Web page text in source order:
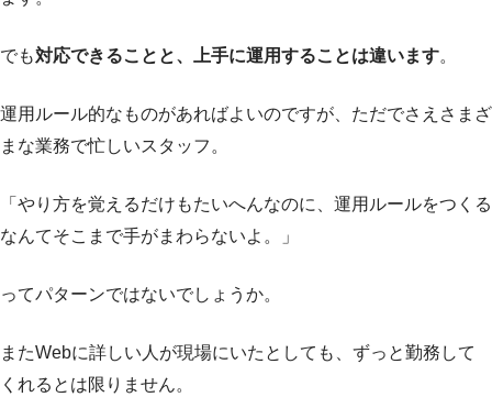
でも対応できることと、上手に運用することは違います。
運用ルール的なものがあればよいのですが、ただでさえさまざ
まな業務で忙しいスタッフ。
「やり方を覚えるだけもたいへんなのに、運用ルールをつくる
なんてそこまで手がまわらないよ。」
ってパターンではないでしょうか。
またWebに詳しい人が現場にいたとしても、ずっと勤務して
くれるとは限りません。